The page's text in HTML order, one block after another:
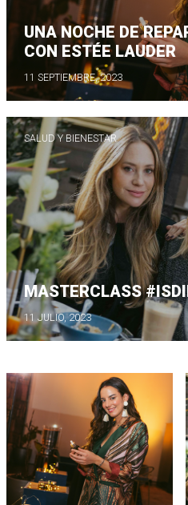
UNA NOCHE DE
CON ESTÉE LAUDER
11 SEPTIEMBRE, 2023
SALUD Y BIENESTAR
MASTERCLASS
11 JULIO, 2023